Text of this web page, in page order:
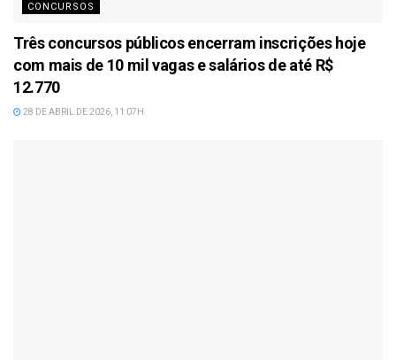
CONCURSOS
Três concursos públicos encerram inscrições hoje
com mais de 10 mil vagas e salários de até R$
12.770
28 DE ABRIL DE 2026, 11:07H